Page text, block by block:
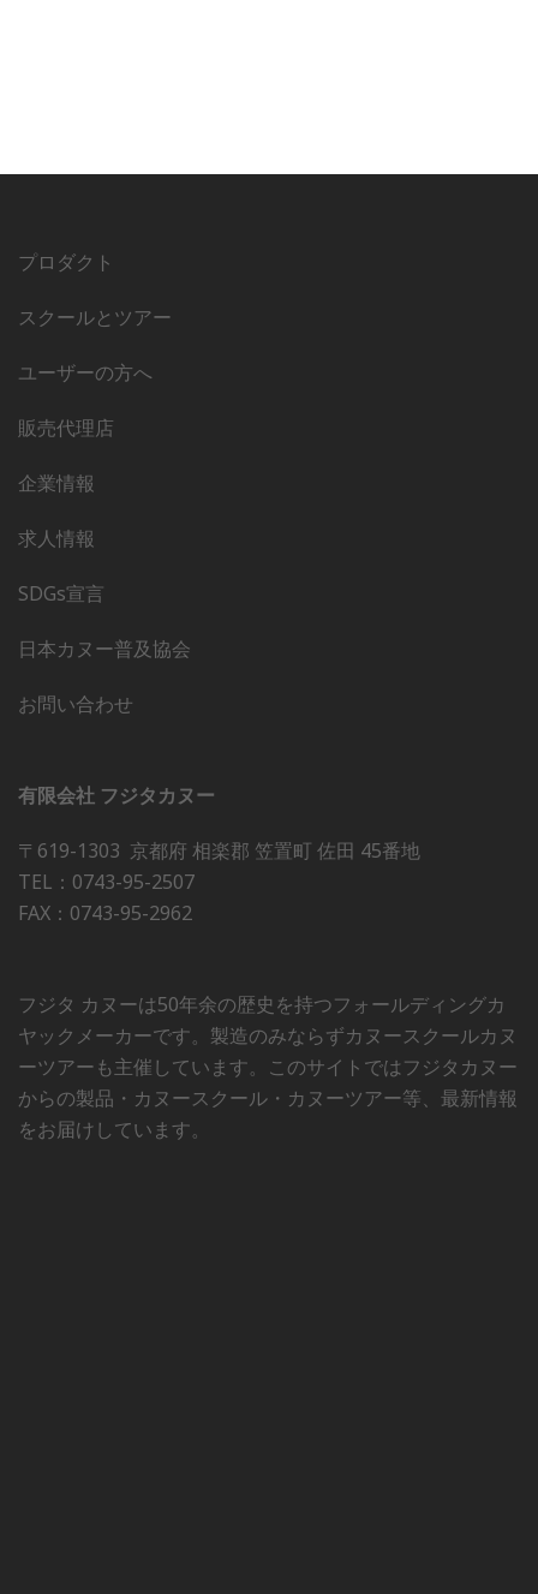
プロダクト
スクールとツアー
ユーザーの方へ
販売代理店
企業情報
求人情報
SDGs宣言
日本カヌー普及協会
お問い合わせ
有限会社 フジタカヌー
〒619-1303 京都府 相楽郡 笠置町 佐田 45番地
TEL：0743-95-2507
FAX：0743-95-2962
フジタ カヌーは50年余の歴史を持つフォールディングカ
ヤックメーカーです。製造のみならずカヌースクールカヌ
ーツアーも主催しています。このサイトではフジタカヌー
からの製品・カヌースクール・カヌーツアー等、最新情報
をお届けしています。